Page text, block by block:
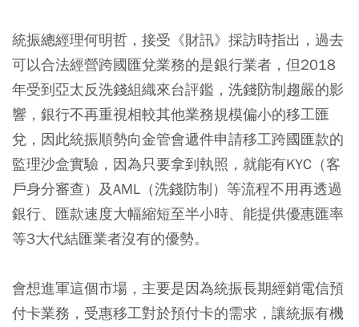
統振總經理何明哲，接受《財訊》採訪時指出，過去
可以合法經營跨國匯兌業務的是銀行業者，但2018
年受到亞太反洗錢組織來台評鑑，洗錢防制趨嚴的影
響，銀行不再重視相較其他業務規模偏小的移工匯
兌，因此統振順勢向金管會遞件申請移工跨國匯款的
監理沙盒實驗，因為只要拿到執照，就能有KYC（客
戶身分審查）及AML（洗錢防制）等流程不用再透過
銀行、匯款速度大幅縮短至半小時、能提供優惠匯率
等3大代結匯業者沒有的優勢。
會想進軍這個市場，主要是因為統振長期經銷電信預
付卡業務，受惠移工對於預付卡的需求，讓統振有機